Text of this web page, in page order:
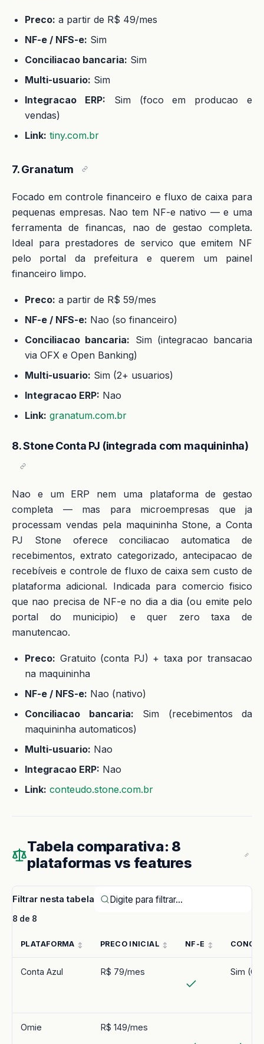
Preco: a partir de R$ 49/mes
NF-e / NFS-e: Sim
Conciliacao bancaria: Sim
Multi-usuario: Sim
Integracao ERP: Sim (foco em producao e
vendas)
Link: tiny.com.br
7. Granatum
Focado em controle financeiro e fluxo de caixa para
pequenas empresas. Nao tem NF-e nativo — e uma
ferramenta de financas, nao de gestao completa.
Ideal para prestadores de servico que emitem NF
pelo portal da prefeitura e querem um painel
financeiro limpo.
Preco: a partir de R$ 59/mes
NF-e / NFS-e: Nao (so financeiro)
Conciliacao bancaria: Sim (integracao bancaria
via OFX e Open Banking)
Multi-usuario: Sim (2+ usuarios)
Integracao ERP: Nao
Link: granatum.com.br
8. Stone Conta PJ (integrada com maquininha)
Nao e um ERP nem uma plataforma de gestao
completa — mas para microempresas que ja
processam vendas pela maquininha Stone, a Conta
PJ Stone oferece conciliacao automatica de
recebimentos, extrato categorizado, antecipacao de
recebíveis e controle de fluxo de caixa sem custo de
plataforma adicional. Indicada para comercio fisico
que nao precisa de NF-e no dia a dia (ou emite pelo
portal do municipio) e quer zero taxa de
manutencao.
Preco: Gratuito (conta PJ) + taxa por transacao
na maquininha
NF-e / NFS-e: Nao (nativo)
Conciliacao bancaria: Sim (recebimentos da
maquininha automaticos)
Multi-usuario: Nao
Integracao ERP: Nao
Link: conteudo.stone.com.br
Tabela comparativa: 8
plataformas vs features
Filtrar nesta tabela
8 de 8
PLATAFORMA PRECO INICIAL NF-E
Conta Azul R$ 79/mes Sim
Omie R$ 149/mes